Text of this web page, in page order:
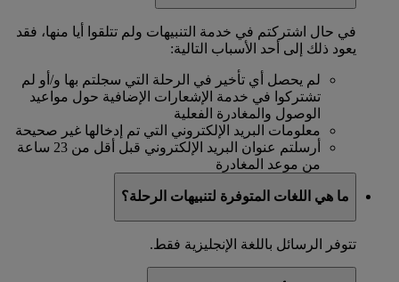
في حال اشتركتم في خدمة التنبيهات ولم تتلقوا أيا منها، فقد
يعود ذلك إلى أحد الأسباب التالية:
لم يحصل أي تأخير في الرحلة التي سجلتم بها و/أو لم
تشتركوا في خدمة الإشعارات الإضافية حول مواعيد
الوصول والمغادرة الفعلية
معلومات البريد الإلكتروني التي تم إدخالها غير صحيحة
أرسلتم عنوان البريد الإلكتروني قبل أقل من 23 ساعة
من موعد المغادرة
ما هي اللغات المتوفرة لتنبيهات الرحلة؟
تتوفر الرسائل باللغة الإنجليزية فقط.